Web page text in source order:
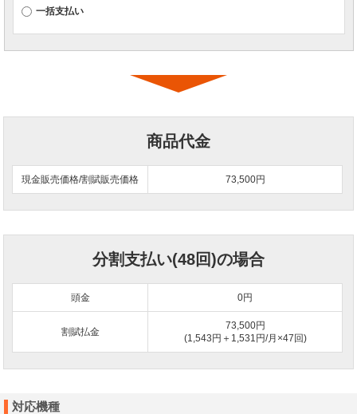
一括支払い
商品代金
現金販売価格/割賦販売価格 73,500円
分割支払い(48回)の場合
頭金 0円
割賦払金
73,500円
(1,543円＋1,531円/月×47回)
対応機種